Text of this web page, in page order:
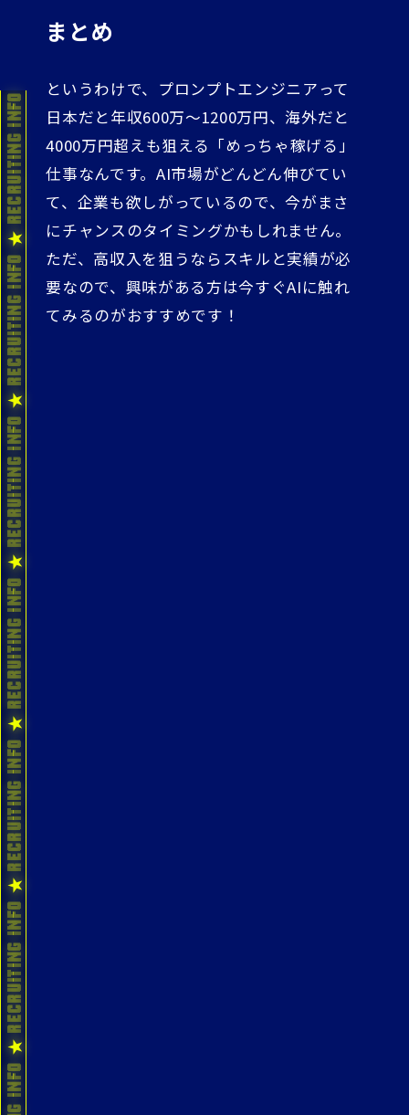
まとめ
というわけで、プロンプトエンジニアって
日本だと年収600万～1200万円、海外だと
4000万円超えも狙える「めっちゃ稼げる」
仕事なんです。AI市場がどんどん伸びてい
て、企業も欲しがっているので、今がまさ
にチャンスのタイミングかもしれません。
ただ、高収入を狙うならスキルと実績が必
要なので、興味がある方は今すぐAIに触れ
てみるのがおすすめです！